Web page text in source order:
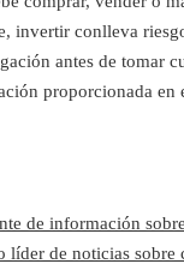
invertir conlleva
antes de tomar
proporcionada en
de información
líder de noticias sobre